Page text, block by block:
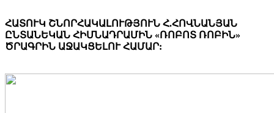
ՀԱՏՈՒԿ ՇՆՈՐՀԱԿԱԼՈՒԹՅՈՒՆ Հ.ՀՈՎՆԱՆՅԱՆ
ԸՆՏԱՆԵԿԱՆ ՀԻՄՆԱԴՐԱՄԻՆ «ՌՈԲՈՏ ՌՈԲԻՆ»
ԾՐԱԳՐԻՆ ԱՋԱԿՑԵԼՈՒ ՀԱՄԱՐ: